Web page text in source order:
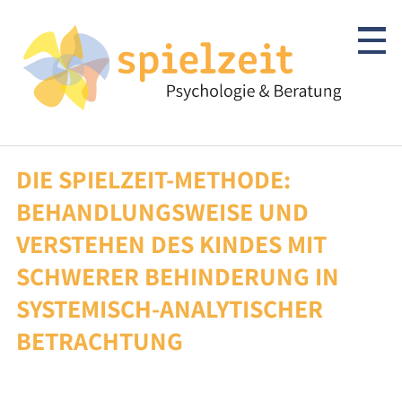
content
Kinder & Jugendliche
Psychotherapie
Abklärung/Diagnostik
Beratung
DIE SPIELZEIT-METHODE:
BEHANDLUNGSWEISE UND
VERSTEHEN DES KINDES MIT
SCHWERER BEHINDERUNG IN
SYSTEMISCH-ANALYTISCHER
BETRACHTUNG